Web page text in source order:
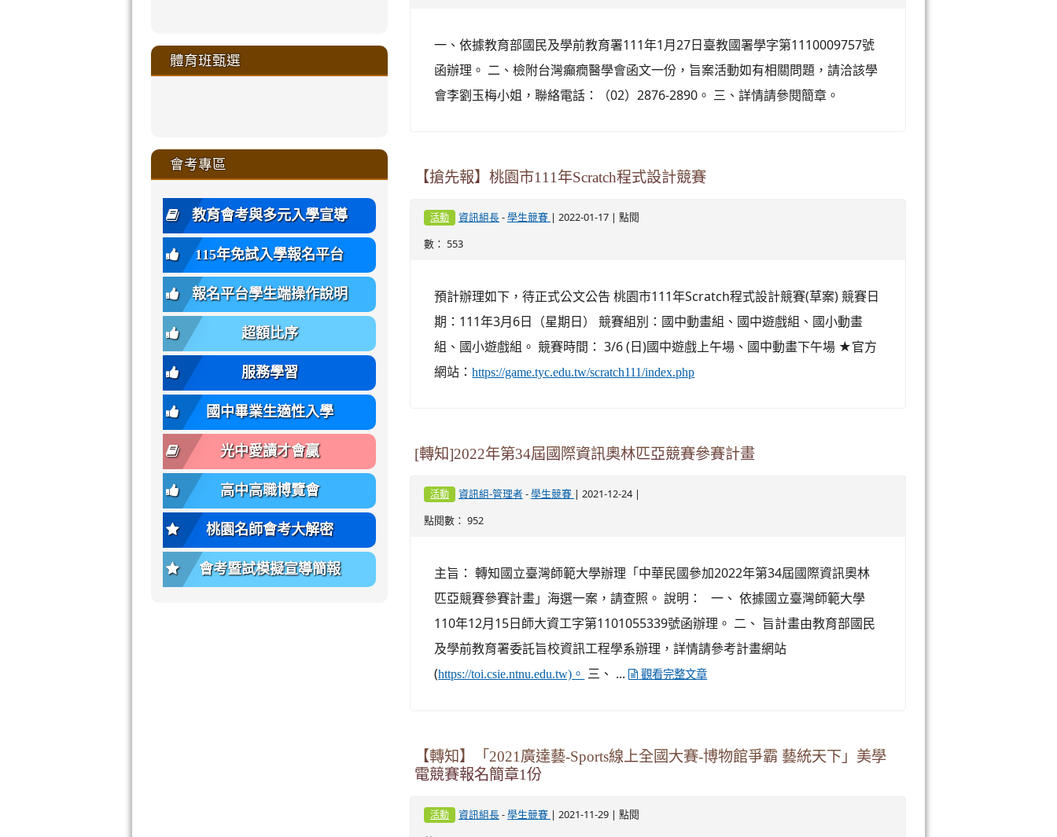
一、依據教育部國民及學前教育署111年1月27日臺教國署學字第1110009757號
函辦理。 二、檢附台灣癲癇醫學會函文一份，旨案活動如有相關問題，請洽該學
會李劉玉梅小姐，聯絡電話：（02）2876-2890。 三、詳情請參閱簡章。
【搶先報】桃園市111年Scratch程式設計競賽
活動 資訊組長- 學生競賽 | 2022-01-17 | 點閱
數： 553
預計辦理如下，待正式公文公告 桃園市111年Scratch程式設計競賽(草案) 競賽日
期：111年3月6日（星期日） 競賽組別：國中動畫組、國中遊戲組、國小動畫
組、國小遊戲組。 競賽時間： 3/6 (日)國中遊戲上午場、國中動畫下午場 ★官方
網站：https://game.tyc.edu.tw/scratch111/index.php
[轉知]2022年第34屆國際資訊奧林匹亞競賽參賽計畫
活動 資訊組-管理者 - 學生競賽 | 2021-12-24 |
點閱數： 952
主旨： 轉知國立臺灣師範大學辦理「中華民國參加2022年第34屆國際資訊奧林
匹亞競賽參賽計畫」海選一案，請查照。 說明： 一、 依據國立臺灣師範大學
110年12月15日師大資工字第1101055339號函辦理。 二、 旨計畫由教育部國民
及學前教育署委託旨校資訊工程學系辦理，詳情請參考計畫網站
(https://toi.csie.ntnu.edu.tw)。 三、 ... 觀看完整文章
【轉知】「2021廣達藝-Sports線上全國大賽-博物館爭霸 藝統天下」美學
電競賽報名簡章1份
活動 資訊組長- 學生競賽 | 2021-11-29 | 點閱
https://sites.google.com/a/ms.gmjh.tyc.edu.tw/xin-
ru-
\
https://sites.google.com/a/ms.gmjh.tyc.edu.tw/xin-
ru-
\
https://sites.google.com/a/ms.gmjh.tyc.edu.tw/xin-
ru-
\
https://sites.google.com/a/ms.gmjh.tyc.edu.tw/xin-
ru-
\
xue-
to
https://sites.google.com/a/ms.gmjh.tyc.edu.tw/xin-
style=font-
family:
var(-
-
bs-
body-
font-
family);
font-
size:
var(-
-
bs-
body-
font-
size);
font-
weight:
var(-
-
bs-
body-
to
https://sites.google.com/ms.gmjh.tyc.edu.tw/student-
affairs/%E9%AB%94%E8%82%B2%E7%B5%84
to
https://sites.google.com/a/ms.gmjh.tyc.edu.tw/xin-
\
to
https://sites.google.com/a/ms.gmjh.tyc.edu.tw/xin-
\
to
https://sites.google.com/a/ms.gmjh.tyc.edu.tw/xin-
\
to
https://sites.google.com/a/ms.gmjh.tyc.edu.tw/xin-
to
https://sites.google.com/ms.gmjh.tyc.edu.tw/student-
affairs/%E9%AB%94%E8%82%B2%E7%B5%84
bs-
body-
bg);
font-
family:
var(-
-
bs-
body-
font-
family);
font-
size:
var(-
-
bs-
body-
font-
size);
font-
weight:
var(-
to
https://sites.google.com/ms.gmjh.tyc.edu.tw/student-
affairs/%E9%AB%94%E8%82%B2%E7%B5%84
to
https://sites.google.com/a/ms.gmjh.tyc.edu.tw/xin-
\
體育班甄選
affairs/%E9%AB%94%E8%82%B2%E7%B5%84
\
affairs/%E9%AB%94%E8%82%B2%E7%B5%84
\
https://www.gmjh.tyc.edu.tw/uploads/tad_blocks/file/113
年
度
招
生
簡
章
(二
招).pdf
\
to
https://www.gmjh.tyc.edu.tw/uploads/tad_blocks/file/110-
體
班
轉
班
簡
章.pdf
\
會考專區
教育會考與多元入學宣導
115年免試入學報名平台
報名平台學生端操作說明
超額比序
服務學習
國中畢業生適性入學
光中愛讀才會贏
高中高職博覽會
桃園名師會考大解密
會考暨試模擬宣導簡報